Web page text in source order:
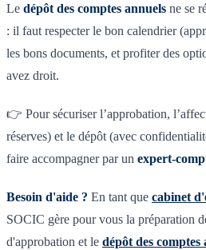
Le dépôt des comptes annuels ne se
: il faut respecter le bon calendrier
les bons documents, et profiter des
avez droit.
👉 Pour sécuriser l’approbation,
réserves) et le dépôt (avec
faire accompagner par un expert-
Besoin d'aide ? En tant que cabinet
SOCIC gère pour vous la préparation
d'approbation et le dépôt des